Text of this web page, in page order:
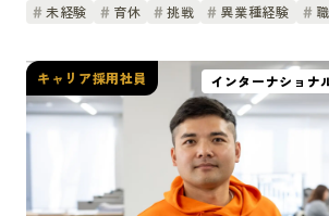
未経験 育休 挑戦 異業種経験
キャリア採用社員 インターナショナ